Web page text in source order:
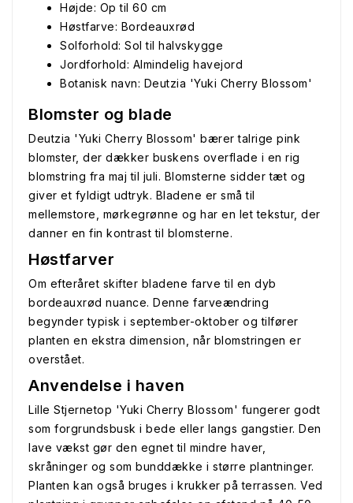
Højde: Op til 60 cm
Høstfarve: Bordeauxrød
Solforhold: Sol til halvskygge
Jordforhold: Almindelig havejord
Botanisk navn: Deutzia 'Yuki Cherry Blossom'
Blomster og blade
Deutzia 'Yuki Cherry Blossom' bærer talrige pink
blomster, der dækker buskens overflade i en rig
blomstring fra maj til juli. Blomsterne sidder tæt og
giver et fyldigt udtryk. Bladene er små til
mellemstore, mørkegrønne og har en let tekstur, der
danner en fin kontrast til blomsterne.
Høstfarver
Om efteråret skifter bladene farve til en dyb
bordeauxrød nuance. Denne farveændring
begynder typisk i september-oktober og tilfører
planten en ekstra dimension, når blomstringen er
overstået.
Anvendelse i haven
Lille Stjernetop 'Yuki Cherry Blossom' fungerer godt
som forgrundsbusk i bede eller langs gangstier. Den
lave vækst gør den egnet til mindre haver,
skråninger og som bunddække i større plantninger.
Planten kan også bruges i krukker på terrassen. Ved